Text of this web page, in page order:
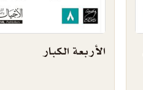
الأربعة الكبار